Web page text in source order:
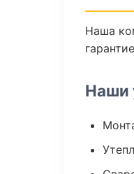
Наша
Наши